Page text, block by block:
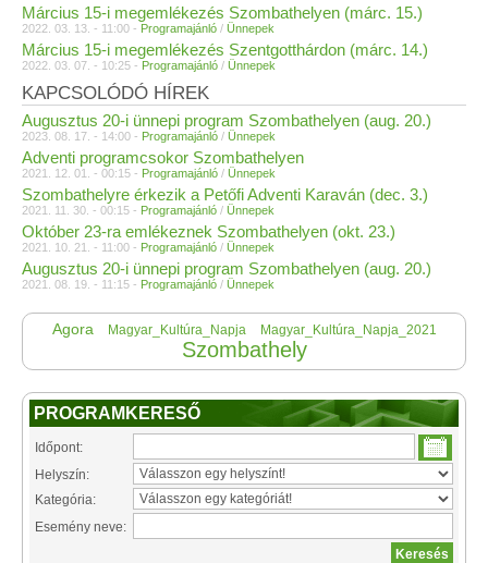
Március 15-i megemlékezés Szombathelyen (márc. 15.)
2022. 03. 13. - 11:00 - Programajánló / Ünnepek
Március 15-i megemlékezés Szentgotthárdon (márc. 14.)
2022. 03. 07. - 10:25 - Programajánló / Ünnepek
KAPCSOLÓDÓ HÍREK
Augusztus 20-i ünnepi program Szombathelyen (aug. 20.)
2023. 08. 17. - 14:00 - Programajánló / Ünnepek
Adventi programcsokor Szombathelyen
2021. 12. 01. - 00:15 - Programajánló / Ünnepek
Szombathelyre érkezik a Petőfi Adventi Karaván (dec. 3.)
2021. 11. 30. - 00:15 - Programajánló / Ünnepek
Október 23-ra emlékeznek Szombathelyen (okt. 23.)
2021. 10. 21. - 11:00 - Programajánló / Ünnepek
Augusztus 20-i ünnepi program Szombathelyen (aug. 20.)
2021. 08. 19. - 11:15 - Programajánló / Ünnepek
Agora Magyar_Kultúra_Napja Magyar_Kultúra_Napja_2021
Szombathely
PROGRAMKERESŐ
Időpont:
Helyszín:
Kategória:
Esemény neve: